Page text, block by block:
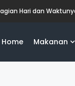
antara Mahasiswa,
Home Makanan